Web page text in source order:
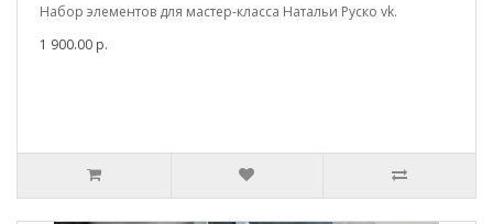
Набор элементов для мастер-класса Натальи Руско vk.
1 900.00 р.